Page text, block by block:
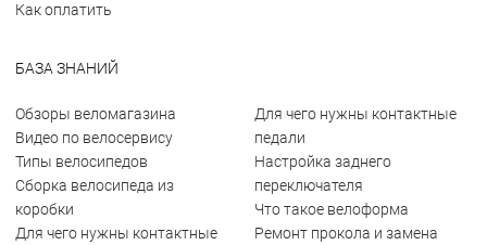
Как оплатить
БАЗА ЗНАНИЙ
Обзоры веломагазина
Видео по велосервису
Типы велосипедов
Сборка велосипеда из
коробки
Для чего нужны контактные
Для чего нужны контактные
педали
Настройка заднего
переключателя
Что такое велоформа
Ремонт прокола и замена